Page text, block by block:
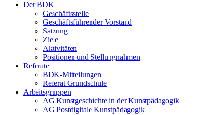
Der BDK
Geschäftsstelle
Geschäftsführender Vorstand
Satzung
Ziele
Aktivitäten
Positionen und Stellungnahmen
Referate
BDK-Mitteilungen
Referat Grundschule
Arbeitsgruppen
AG Kunstgeschichte in der Kunstpädagogik
AG Postdigitale Kunstpädagogik